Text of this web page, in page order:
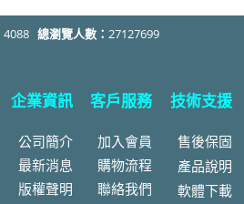
4088 總瀏覽人數： 27127699
企業資訊
公司簡介
最新消息
版權聲明
客戶服務
加入會員
購物流程
聯絡我們
技術支援
售後保固
產品說明
軟體下載